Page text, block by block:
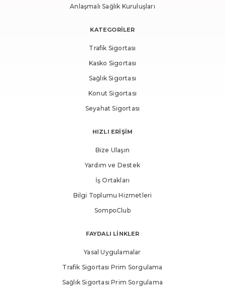
Anlaşmalı Sağlık Kuruluşları
KATEGORİLER
Trafik Sigortası
Kasko Sigortası
Sağlık Sigortası
Konut Sigortası
Seyahat Sigortası
HIZLI ERİŞİM
Bize Ulaşın
Yardım ve Destek
İş Ortakları
Bilgi Toplumu Hizmetleri
SompoClub
FAYDALI LİNKLER
Yasal Uygulamalar
Trafik Sigortası Prim Sorgulama
Sağlık Sigortası Prim Sorgulama